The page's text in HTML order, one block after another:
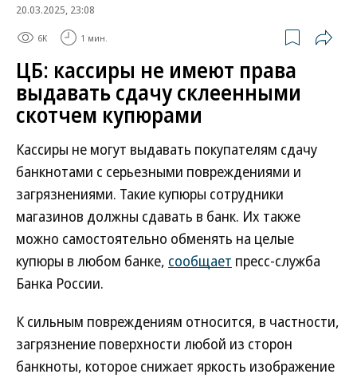
20.03.2025, 23:08
6K 1 мин.
ЦБ: кассиры не имеют права
выдавать сдачу склеенными
скотчем купюрами
Кассиры не могут выдавать покупателям сдачу
банкнотами с серьезными повреждениями и
загрязнениями. Такие купюры сотрудники
магазинов должны сдавать в банк. Их также
можно самостоятельно обменять на целые
купюры в любом банке, сообщает пресс-служба
Банка России.
К сильным повреждениям относится, в частности,
загрязнение поверхности любой из сторон
банкноты, которое снижает яркость изображение